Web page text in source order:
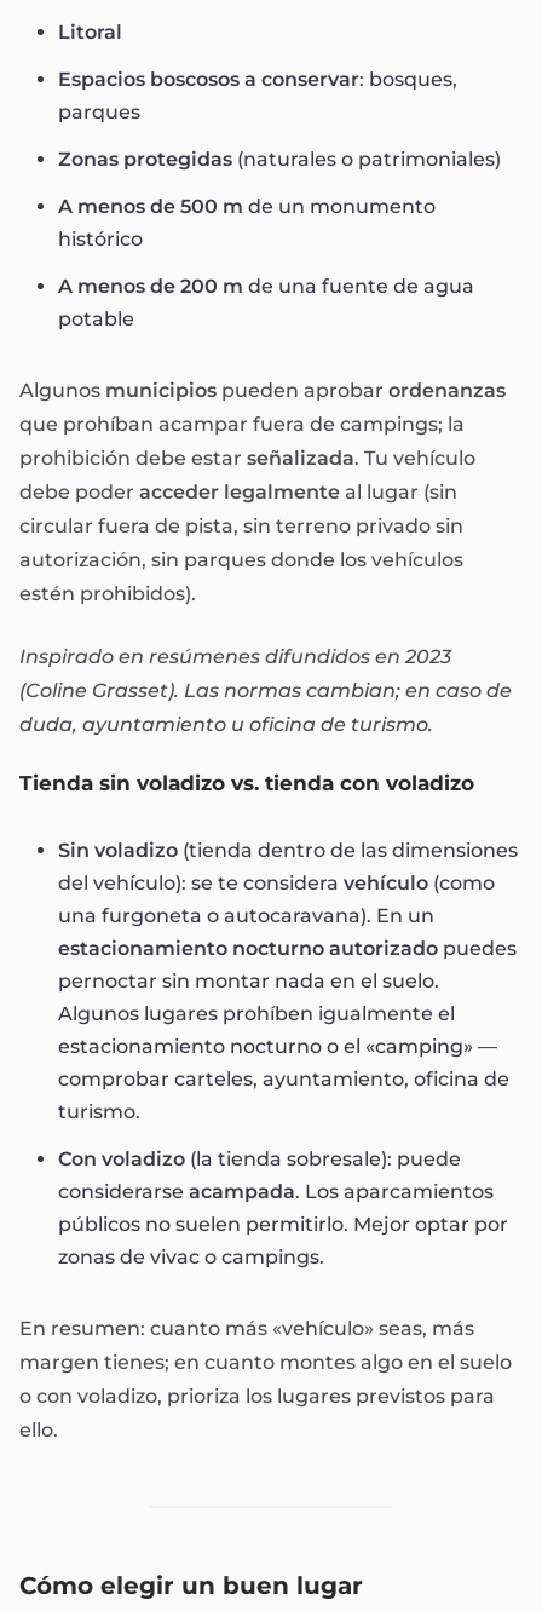
Litoral
Espacios boscosos a conservar: bosques,
parques
Zonas protegidas (naturales o patrimoniales)
A menos de 500 m de un monumento
histórico
A menos de 200 m de una fuente de agua
potable
Algunos municipios pueden aprobar ordenanzas
que prohíban acampar fuera de campings; la
prohibición debe estar señalizada. Tu vehículo
debe poder acceder legalmente al lugar (sin
circular fuera de pista, sin terreno privado sin
autorización, sin parques donde los vehículos
estén prohibidos).
Inspirado en resúmenes difundidos en 2023
(Coline Grasset). Las normas cambian; en caso de
duda, ayuntamiento u oficina de turismo.
Tienda sin voladizo vs. tienda con voladizo
Sin voladizo (tienda dentro de las dimensiones
del vehículo): se te considera vehículo (como
una furgoneta o autocaravana). En un
estacionamiento nocturno autorizado puedes
pernoctar sin montar nada en el suelo.
Algunos lugares prohíben igualmente el
estacionamiento nocturno o el «camping» —
comprobar carteles, ayuntamiento, oficina de
turismo.
Con voladizo (la tienda sobresale): puede
considerarse acampada. Los aparcamientos
públicos no suelen permitirlo. Mejor optar por
zonas de vivac o campings.
En resumen: cuanto más «vehículo» seas, más
margen tienes; en cuanto montes algo en el suelo
o con voladizo, prioriza los lugares previstos para
ello.
Cómo elegir un buen lugar